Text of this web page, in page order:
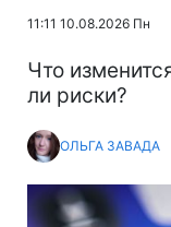
11:11 10.08.2026 Пн
Что
ли риски?
ОЛЬГА ЗАВАДА